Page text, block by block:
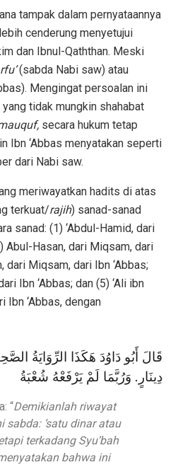
tampak dalam pernyataannya
cenderung menyetujui
dan Ibnul-Qaththan. Meski
(sabda Nabi saw) atau
Mengingat persoalan ini
tidak mungkin shahabat
secara hukum tetap
Ibn ‘Abbas menyatakan seperti
dari Nabi saw.
meriwayatkan hadits di atas
terkuat/rajih) sanad-sanad
sanad: (1) ‘Abdul-Hamid, dari
Abul-Hasan, dari Miqsam, dari
dari Miqsam, dari Ibn ‘Abbas;
Ibn ‘Abbas; dan (5) ‘Ali ibn
Ibn ‘Abbas, dengan
قَالَ أَبُو دَاوُدَ هَكَذَا الرِّوَايَةُ
دِينَارٍ. وَرُبَّمَا لَمْ يَرْفَعْهُ شُعْبَةُ
“Demikianlah riwayat
sabda: ‘satu dinar atau
terkadang Syu’bah
bahwa ini